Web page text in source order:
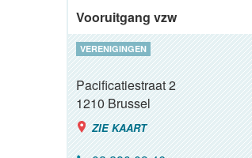
Vooruitgang vzw
VERENIGINGEN
Pacificatiestraat 2
1210Brussel
ZIE KAART